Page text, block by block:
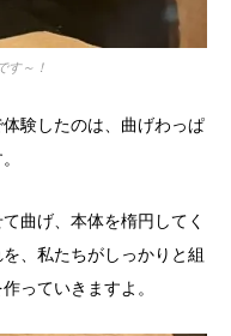
す～！
験したのは、曲げわっぱ
曲げ、本体を楕円してく
、私たちがしっかりと組
っていきますよ。